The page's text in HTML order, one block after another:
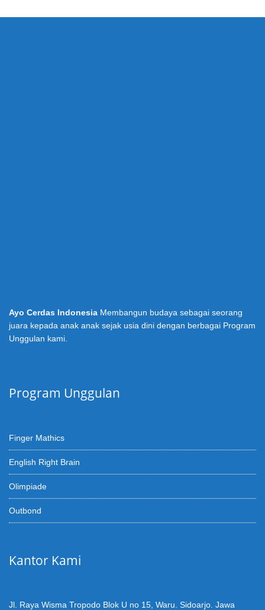
Ayo Cerdas Indonesia Membangun budaya sebagai seorang
juara kepada anak anak sejak usia dini dengan berbagai Program
Unggulan kami.
Program Unggulan
Finger Mathics
English Right Brain
Olimpiade
Outbond
Kantor Kami
Jl. Raya Wisma Tropodo Blok U no 15, Waru. Sidoarjo. Jawa